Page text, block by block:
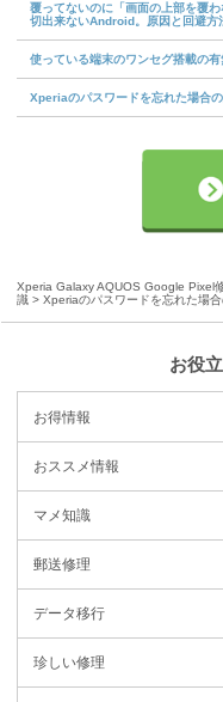
覆ってないのに「画面の上部を覆
切出来ないAndroid。原因と回避方
使っている端末のワンセグ搭載の有
Xperiaのパスワードを忘れた場合
Xperia Galaxy AQUOS Google Pixel
識 > Xperiaのパスワードを忘れた場
お役
お得情報
おススメ情報
マメ知識
郵送修理
データ移行
珍しい修理